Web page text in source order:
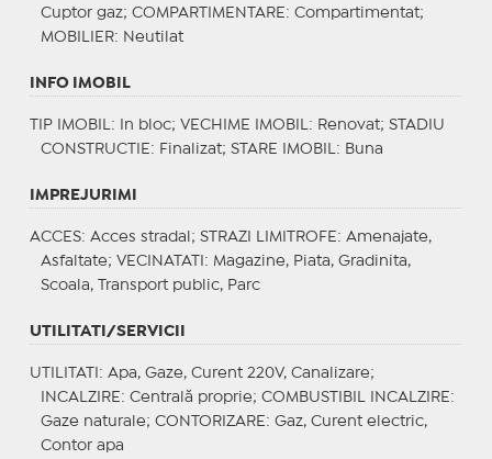
Cuptor gaz; COMPARTIMENTARE : Compartimentat;
MOBILIER: Neutilat
INFO IMOBIL
TIP IMOBIL : In bloc; VECHIME IMOBIL : Renovat; STADIU
CONSTRUCTIE : Finalizat; STARE IMOBIL : Buna
IMPREJURIMI
ACCES: Acces stradal; STRAZI LIMITROFE : Amenajate,
Asfaltate; VECINATATI : Magazine, Piata, Gradinita,
Scoala, Transport public, Parc
UTILITATI/SERVICII
UTILITATI : Apa, Gaze, Curent 220V, Canalizare;
INCALZIRE : Centrală proprie; COMBUSTIBIL INCALZIRE :
Gaze naturale; CONTORIZARE : Gaz, Curent electric,
Contor apa